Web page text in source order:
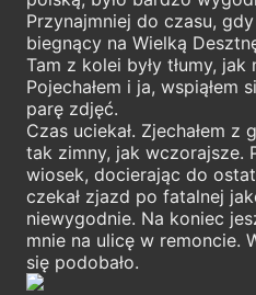
Przynajmniej do czasu,
biegnący na Wielką
Tam z kolei były tłumy, jak
Pojechałem i ja, wspiąłem
parę zdjęć.
Czas uciekał. Zjechałem
tak zimny, jak wczorajsze.
wiosek, docierając do
czekał zjazd po fatalnej
niewygodnie. Na koniec
mnie na ulicę w remoncie.
się podobało.